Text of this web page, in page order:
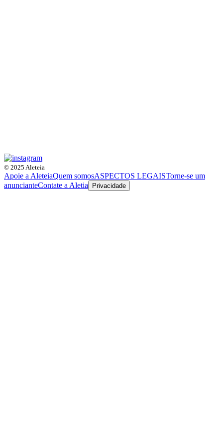
© 2025 Aleteia
Apoie a AleteiaQuem somosASPECTOS LEGAISTorne-se um
anuncianteContate a Aletia Privacidade